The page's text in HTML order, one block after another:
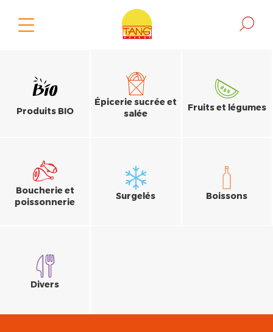
Produits BIO
Épicerie sucrée et
salée
Fruits et légumes
Boucherie et
poissonnerie
Surgelés Boissons
Divers